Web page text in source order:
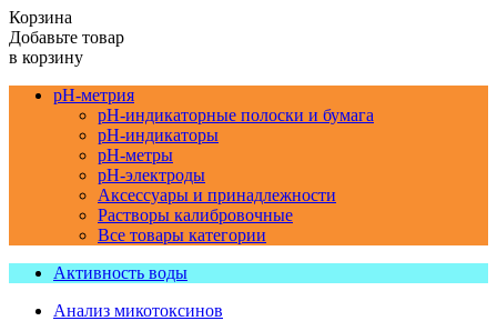
Корзина
Добавьте товар
в корзину
pH-метрия
pH-индикаторные полоски и бумага
pH-индикаторы
pH-метры
pH-электроды
Аксессуары и принадлежности
Растворы калибровочные
Все товары категории
Активность воды
Анализ микотоксинов